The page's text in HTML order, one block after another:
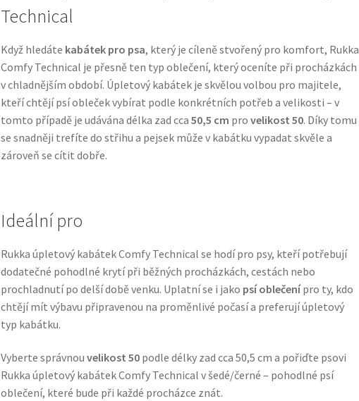
Technical
Když hledáte kabátek pro psa, který je cíleně stvořený pro komfort, Rukka
Comfy Technical je přesně ten typ oblečení, který oceníte při procházkách
v chladnějším období. Úpletový kabátek je skvělou volbou pro majitele,
kteří chtějí psí obleček vybírat podle konkrétních potřeb a velikosti – v
tomto případě je udávána délka zad cca 50,5 cm pro velikost 50. Díky tomu
se snadněji trefíte do střihu a pejsek může v kabátku vypadat skvěle a
zároveň se cítit dobře.
Ideální pro
Rukka úpletový kabátek Comfy Technical se hodí pro psy, kteří potřebují
dodatečné pohodlné krytí při běžných procházkách, cestách nebo
prochladnutí po delší době venku. Uplatní se i jako psí oblečenípro ty, kdo
chtějí mít výbavu připravenou na proměnlivé počasí a preferují úpletový
typ kabátku.
Vyberte správnou velikost 50podle délky zad cca 50,5 cm a pořiďte psovi
Rukka úpletový kabátek Comfy Technical v šedé/černé – pohodlné psí
oblečení, které bude při každé procházce znát.